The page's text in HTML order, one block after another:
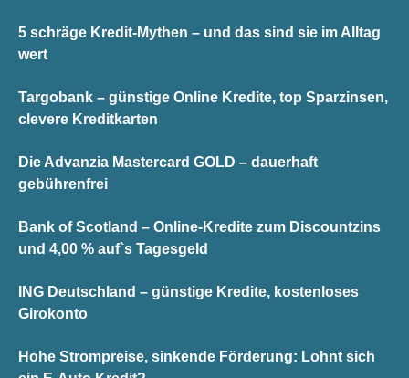
5 schräge Kredit-Mythen – und das sind sie im Alltag
wert
Targobank – günstige Online Kredite, top Sparzinsen,
clevere Kreditkarten
Die Advanzia Mastercard GOLD – dauerhaft
gebührenfrei
Bank of Scotland – Online-Kredite zum Discountzins
und 4,00 % auf`s Tagesgeld
ING Deutschland – günstige Kredite, kostenloses
Girokonto
Hohe Strompreise, sinkende Förderung: Lohnt sich